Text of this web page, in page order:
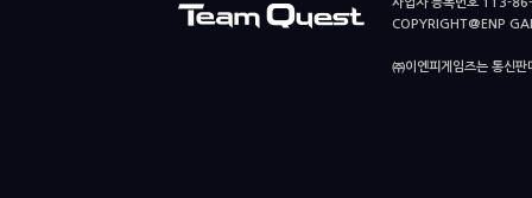
사업자 등록번호 113-
COPYRIGHT@ENP
㈜이엔피게임즈는 통신판